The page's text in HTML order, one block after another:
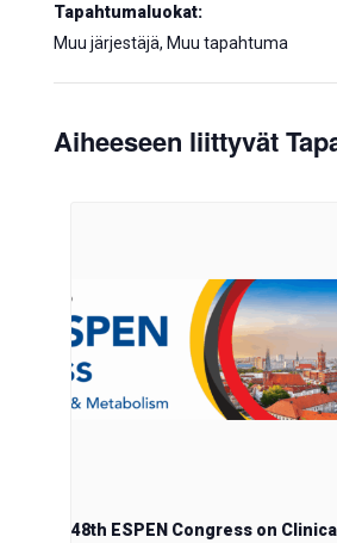
Tapahtumaluokat:
Muu järjestäjä, Muu tapahtuma
Aiheeseen liittyvät
48th ESPEN Congress on